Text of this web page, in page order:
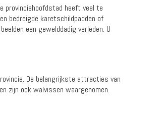
provinciehoofdstad heeft veel te
bedreigde karetschildpadden of
een gewelddadig verleden. U
De belangrijkste attracties van
zijn ook walvissen waargenomen.